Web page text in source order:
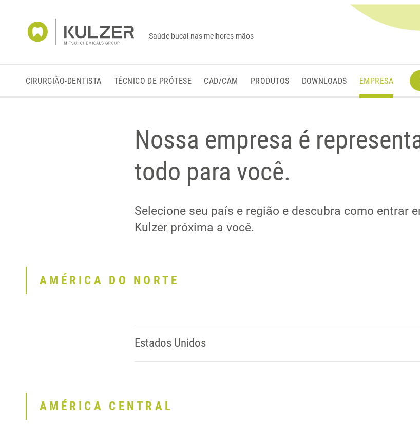
Saúde bucal nas melhores mãos
CIRURGIÃO-DENTISTA TÉCNICO DE PRÓTESE CAD/CAM PRODUTOS DOWNLOADS EMPRESA
Nossa empresa é
todo para você.
Selecione seu país e região e descubra como entrar
Kulzer próxima a você.
AMÉRICA DO NORTE
Estados Unidos
AMÉRICA CENTRAL